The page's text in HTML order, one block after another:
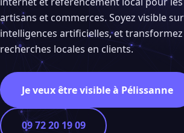
artisans et commerces. Soyez visible
intelligences artificielles, et transformez
recherches locales en clients.
Je veux être visible à Pélissanne
09 72 20 19 09